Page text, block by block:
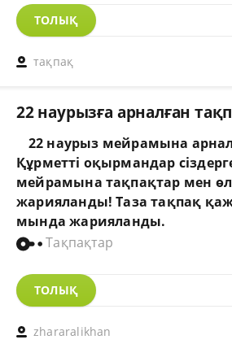
ТОЛЫҚ
тақпақ
22 наурызға арналған
22 наурыз мейрамына
Құрметті оқырмандар
мейрамына тақпақтар мен
жарияланды! Таза тақпақ
мында жарияланды.
Тақпақтар
ТОЛЫҚ
zhararalikhan